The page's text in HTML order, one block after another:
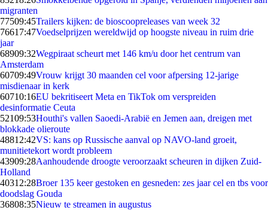
migranten
77509:45Trailers kijken: de bioscoopreleases van week 32
76617:47Voedselprijzen wereldwijd op hoogste niveau in ruim drie
jaar
68909:32Wegpiraat scheurt met 146 km/u door het centrum van
Amsterdam
60709:49Vrouw krijgt 30 maanden cel voor afpersing 12-jarige
misdienaar in kerk
60710:16EU bekritiseert Meta en TikTok om verspreiden
desinformatie Ceuta
52109:53Houthi's vallen Saoedi-Arabië en Jemen aan, dreigen met
blokkade olieroute
48812:42VS: kans op Russische aanval op NAVO-land groeit,
munitietekort wordt probleem
43909:28Aanhoudende droogte veroorzaakt scheuren in dijken Zuid-
Holland
40312:28Broer 135 keer gestoken en gesneden: zes jaar cel en tbs voor
doodslag Gouda
36808:35Nieuw te streamen in augustus